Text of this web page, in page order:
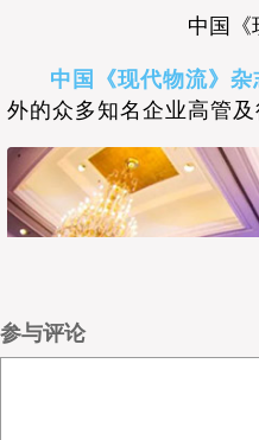
中国
中国《现代物流》
外的众多知名企业高管及
参与评论